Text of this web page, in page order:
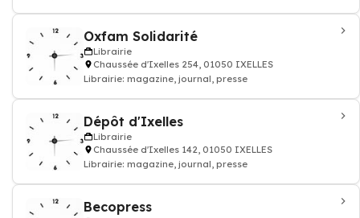
Oxfam Solidarité
Librairie
Chaussée d'Ixelles 254, 01050 IXELLES
Librairie: magazine, journal, presse
Dépôt d'Ixelles
Librairie
Chaussée d'Ixelles 142, 01050 IXELLES
Librairie: magazine, journal, presse
Becopress